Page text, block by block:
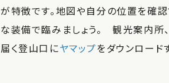
が特徴です。地図や自分の位置を確
な装備で臨みましょう。 観光案内所
届く登山口にヤマップをダウンロード